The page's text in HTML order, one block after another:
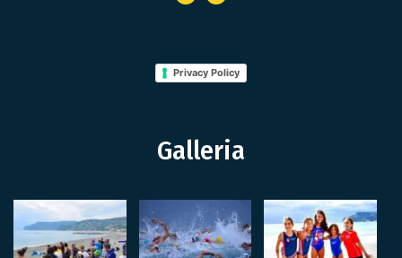
Privacy Policy
Galleria